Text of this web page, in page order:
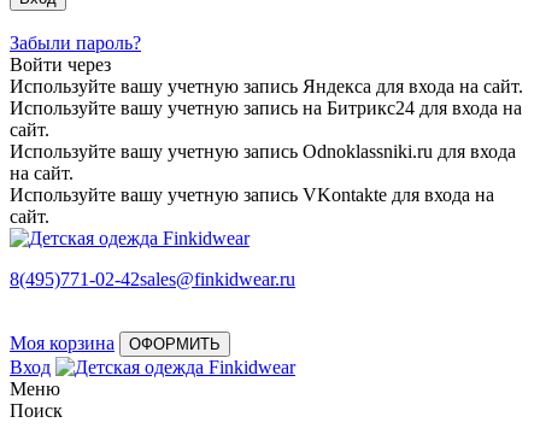
Забыли пароль?
Войти через
Используйте вашу учетную запись Яндекса для входа на сайт.
Используйте вашу учетную запись на Битрикс24 для входа на
сайт.
Используйте вашу учетную запись Odnoklassniki.ru для входа
на сайт.
Используйте вашу учетную запись VKontakte для входа на
сайт.
8(495)771-02-42sales@finkidwear.ru
Моя корзина ОФОРМИТЬ
Вход
Меню
Поиск